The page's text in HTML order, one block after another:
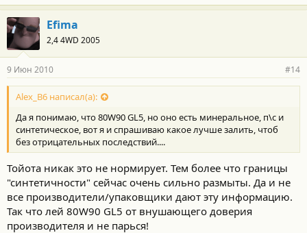
Efima
2,4 4WD 2005
9 Июн 2010 #14
Alex_B6 написал(а):
Да я понимаю, что 80W90 GL5, но оно есть минеральное, п\с и
синтетическое, вот я и спрашиваю какое лучше залить, чтоб
без отрицательных последствий....
Тойота никак это не нормирует. Тем более что границы
"синтетичности" сейчас очень сильно размыты. Да и не
все производители/упаковщики дают эту информацию.
Так что лей 80W90 GL5 от внушающего доверия
производителя и не парься!